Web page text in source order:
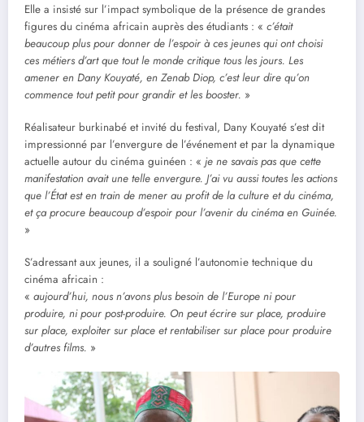
Elle a insisté sur l’impact symbolique de la présence de grandes
figures du cinéma africain auprès des étudiants : « c’était
beaucoup plus pour donner de l’espoir à ces jeunes qui ont choisi
ces métiers d’art que tout le monde critique tous les jours. Les
amener en Dany Kouyaté, en Zenab Diop, c’est leur dire qu’on
commence tout petit pour grandir et les booster. »
Réalisateur burkinabé et invité du festival, Dany Kouyaté s’est dit
impressionné par l’envergure de l’événement et par la dynamique
actuelle autour du cinéma guinéen : « je ne savais pas que cette
manifestation avait une telle envergure. J’ai vu aussi toutes les actions
que l’État est en train de mener au profit de la culture et du cinéma,
et ça procure beaucoup d’espoir pour l’avenir du cinéma en Guinée.
»
S’adressant aux jeunes, il a souligné l’autonomie technique du
cinéma africain :
« aujourd’hui, nous n’avons plus besoin de l’Europe ni pour
produire, ni pour post-produire. On peut écrire sur place, produire
sur place, exploiter sur place et rentabiliser sur place pour produire
d’autres films. »